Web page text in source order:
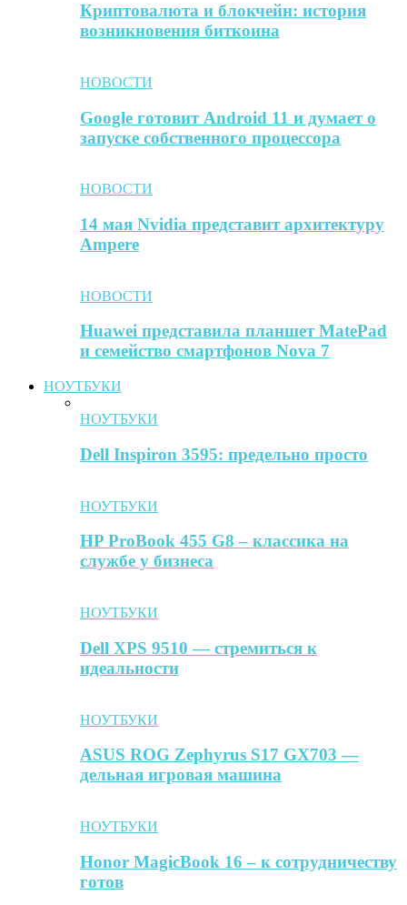
Криптовалюта и блокчейн: история
возникновения биткоина
НОВОСТИ
Google готовит Android 11 и думает о
запуске собственного процессора
НОВОСТИ
14 мая Nvidia представит архитектуру
Ampere
НОВОСТИ
Huawei представила планшет MatePad
и семейство смартфонов Nova 7
НОУТБУКИ
НОУТБУКИ
Dell Inspiron 3595: предельно просто
НОУТБУКИ
HP ProBook 455 G8 – классика на
службе у бизнеса
НОУТБУКИ
Dell XPS 9510 — стремиться к
идеальности
НОУТБУКИ
ASUS ROG Zephyrus S17 GX703 —
дельная игровая машина
НОУТБУКИ
Honor MagicBook 16 – к сотрудничеству
готов